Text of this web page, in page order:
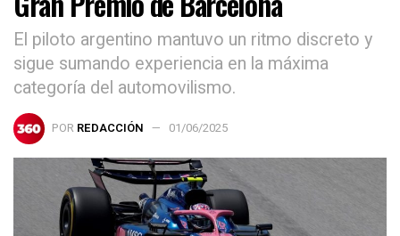
El piloto argentino mantuvo un ritmo discreto y
sigue sumando experiencia en la máxima
categoría del automovilismo.
POR REDACCIÓN 01/06/2025